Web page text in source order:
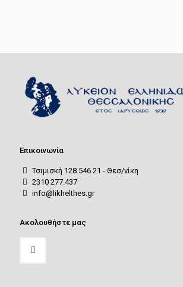
Επικοινωνία
Τσιμισκή 128 546 21 - Θεσ/νίκη
2310 277.437
info@likhelthes.gr
Ακολουθήστε μας